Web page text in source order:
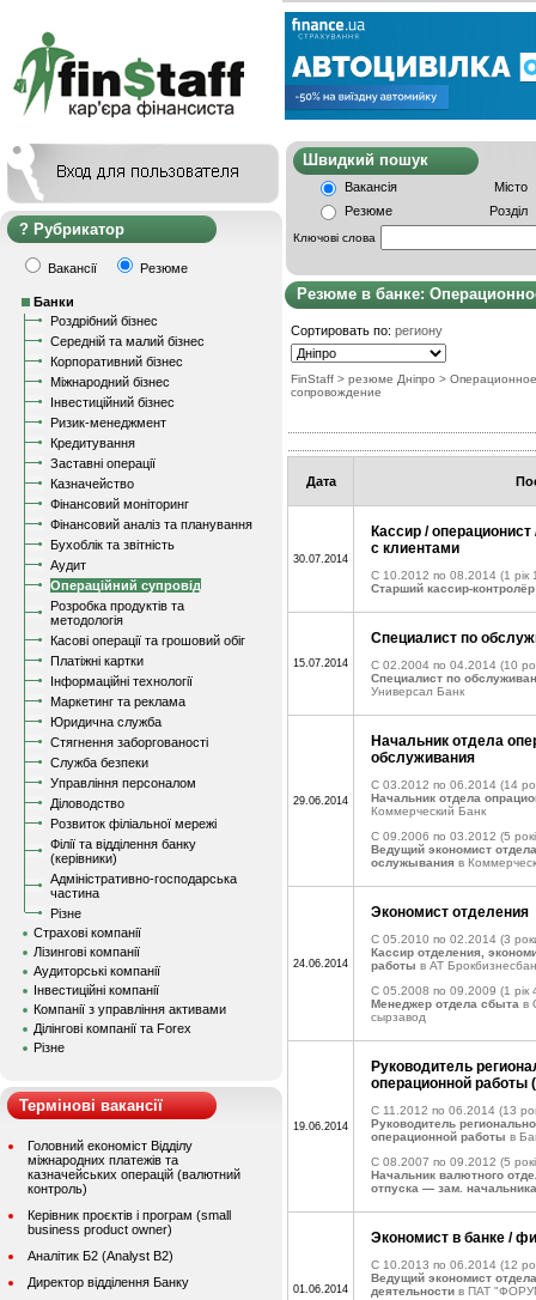
Рубрикатор
Вакансії Резюме
Банки
Роздрібний бізнес
Середній та малий бізнес
Корпоративний бізнес
Міжнародний бізнес
Інвестиційний бізнес
Ризик-менеджмент
Кредитування
Заставні операції
Казначейство
Фінансовий моніторинг
Фінансовий аналіз та планування
Бухоблік та звітність
Аудит
Операційний супровід
Розробка продуктів та
методологія
Касові операції та грошовий обіг
Платіжні картки
Інформаційні технології
Маркетинг та реклама
Юридична служба
Стягнення заборгованості
Служба безпеки
Управління персоналом
Діловодство
Розвиток філіальної мережі
Філії та відділення банку
(керівники)
Адміністративно-господарська
частина
Різне
Страхові компанії
Лізингові компанії
Аудиторські компанії
Інвестиційні компанії
Компанії з управління активами
Ділінгові компанії та Forex
Різне
Термінові вакансії
Головний економіст Відділу
міжнародних платежів та
казначейських операцій (валютний
контроль)
Керівник проєктів і програм (small
business product owner)
Аналітик Б2 (Analyst B2)
Директор відділення Банку
Швидкий
Вакансія
Місто
Резюме
Розділ
Ключові слова
Резюме в банке:
Сортировать по: региону
FinStaff > резюме Дніпро > Операционное
сопровождение
Дата
30.07.2014
Кассир /
с клиентами
C 10.2012 по 08.2014 (1 рік
Старший кассир-контролёр
15.07.2014
Специалист по
C 02.2004 по 04.2014 (10
Специалист по
Универсал Банк
29.06.2014
Начальник отдела
обслуживания
C 03.2012 по 06.2014 (14
Начальник отдела
Коммерческий Банк
C 09.2006 по 03.2012 (5
Ведущий экономист
ослужывания в
24.06.2014
Экономист отделения
C 05.2010 по 02.2014 (3
Кассир отделения,
работы в АТ
C 05.2008 по 09.2009 (1 рік
Менеджер отдела сбыта в
сырзавод
19.06.2014
Руководитель
операционной работы
C 11.2012 по 06.2014 (13
Руководитель
операционной работы в
C 08.2007 по 09.2012 (5
Начальник валютного
отпуска — зам.
01.06.2014
Экономист в банке /
C 10.2013 по 06.2014 (12
Ведущий экономист
деятельности в ПАТ